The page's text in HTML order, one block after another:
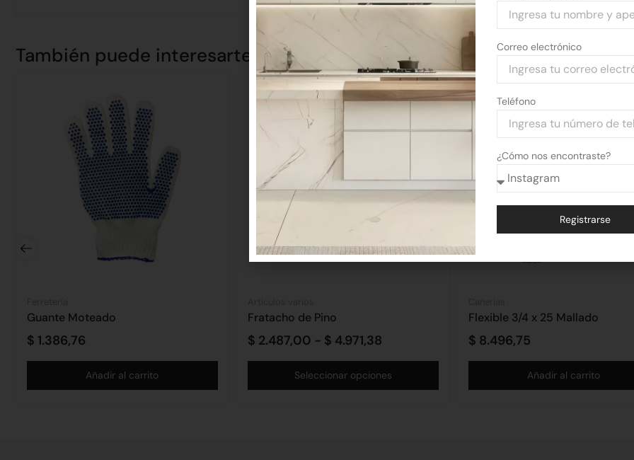
También puede interesarte
Guante Moteado
$ 1.386,76
Añadir al carrito
Fratacho de Pino
$ 2.487,00 - $ 4.971,38
Seleccionar opciones
Flexible 3/4 x 25 Mallado
$ 8.496,75
Añadir al carrito
Correo electrónico
Teléfono
¿Cómo nos encontraste?
Registrarse